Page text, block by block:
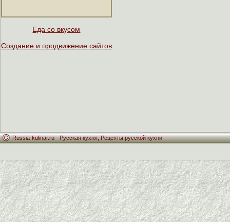
Еда со вкусом
Создание и продвижение сайтов
Russia-kulinar.ru -Русская кухня,Рецепты русской кухни